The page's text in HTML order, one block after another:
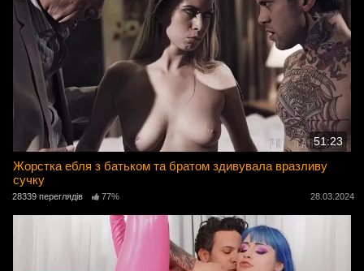
51:23
Жорстка ебля з батьком та братом здивувала вразливу
сучку
28339 переглядів 77% 28.03.2024